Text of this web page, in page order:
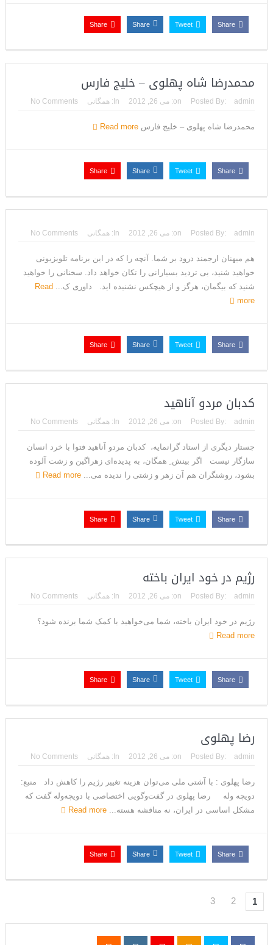
Share
Tweet
Share
Share
محمدرضا شاه پهلوی – خلیج فارس
Posted By: admin
on: می 26, 2012 In: همگانی No Comments
محمدرضا شاه پهلوی – خلیج فارس Read more
Share
Tweet
Share
Share
Posted By: admin
on: می 26, 2012 In: همگانی No Comments
هم میهنان ارجمند درود بر شما. آنچه را که در این برنامه تلویزیونی
خواهید شنید، بی تردید بسیارانی را تکان خواهد داد. سخنانی را خواهید
شنید که بیگمان، هرگز و از هیچکس نشنیده اید. داوری ک... Read
more
Share
Tweet
Share
Share
کدبان مردو آناهید
Posted By: admin
on: می 26, 2012 In: همگانی No Comments
جستار دیگری از استاد گرانمایه، کدبان مردو آناهید فتوا با خرد انسان
سازگار نیست اگر بینش ِ همگان، به پدیده‌ای زهراگین و زشت آلوده
بشود، روشنگران هم آن زهر و زشتی را ندیده می... Read more
Share
Tweet
Share
Share
رژیم در خود ایران باخته
Posted By: admin
on: می 26, 2012 In: همگانی No Comments
رژیم در خود ایران باخته، شما می‌خواهید با کمک شما برنده شود؟
Read more
Share
Tweet
Share
Share
رضا پهلوی
Posted By: admin
on: می 26, 2012 In: همگانی No Comments
رضا پهلوی : با آشتی ملی می‌توان هزینه تغییر رژیم را کاهش داد منبع:
دویچه وله رضا پهلوی در گفت‌وگویی اختصاصی با دویچه‌وله گفت که
مشکل اساسی در ایران، نه مناقشه هسته... Read more
Share
Tweet
Share
Share
1
2
3